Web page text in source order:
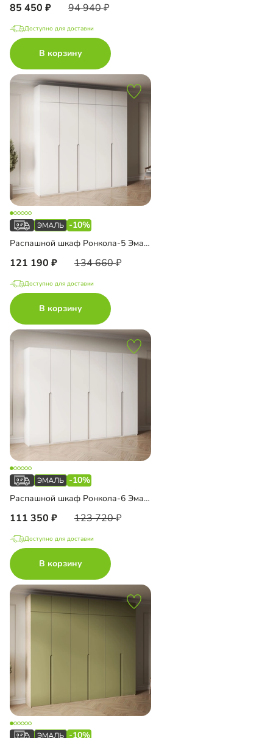
85 450 94 940
Доступно для доставки
В корзину
-10%
Распашной шкаф Ронкола-5 Эмаль с антресолью
121 190 134 660
Доступно для доставки
В корзину
-10%
Распашной шкаф Ронкола-6 Эмаль
111 350 123 720
Доступно для доставки
В корзину
-10%